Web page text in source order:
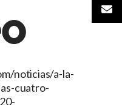
noticias/a-la-
cuatro-